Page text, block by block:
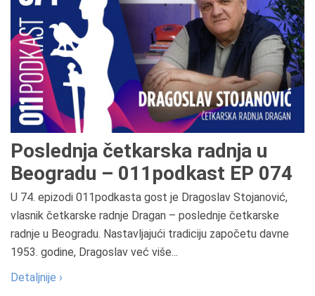
Poslednja četkarska radnja u
Beogradu – 011podkast EP 074
U 74. epizodi 011podkasta gost je Dragoslav Stojanović,
vlasnik četkarske radnje Dragan – poslednje četkarske
radnje u Beogradu. Nastavljajući tradiciju započetu davne
1953. godine, Dragoslav već više...
Detaljnije ›